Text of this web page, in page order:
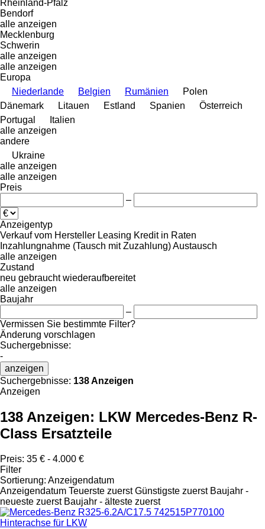
Rheinland-Pfalz
Bendorf
alle anzeigen
Mecklenburg
Schwerin
alle anzeigen
alle anzeigen
Europa
Niederlande
Belgien Rumänien
Polen
Dänemark
Litauen Estland Spanien
Österreich
Portugal
Italien
alle anzeigen
andere
Ukraine
alle anzeigen
alle anzeigen
Preis
–
Anzeigentyp
Verkauf vom Hersteller Leasing Kredit in Raten
Inzahlungnahme (Tausch mit Zuzahlung)Austausch
alle anzeigen
Zustand
neu gebraucht wiederaufbereitet
alle anzeigen
Baujahr
–
Vermissen Sie bestimmte Filter?
Änderung vorschlagen
Suchergebnisse:
-
anzeigen
Suchergebnisse: 138 Anzeigen
Anzeigen
138 Anzeigen: LKW Mercedes-Benz R-
Class Ersatzteile
Preis: 35 € - 4.000 €
Filter
Sortierung: Anzeigendatum
Anzeigendatum Teuerste zuerst Günstigste zuerst Baujahr -
neueste zuerst Baujahr - älteste zuerst